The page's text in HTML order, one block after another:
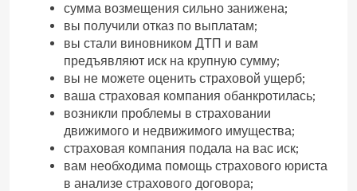
сумма возмещения сильно занижена;
вы получили отказ по выплатам;
вы стали виновником ДТП и вам
предъявляют иск на крупную сумму;
вы не можете оценить страховой ущерб;
ваша страховая компания обанкротилась;
возникли проблемы в страховании
движимого и недвижимого имущества;
страховая компания подала на вас иск;
вам необходима помощь страхового юриста
в анализе страхового договора;